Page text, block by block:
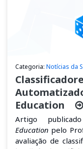
Categoria: Notícias da
Education
Artigo
Education pelo
avaliação de